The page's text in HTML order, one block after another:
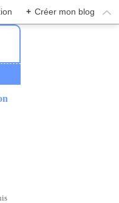
+ Créer mon blog